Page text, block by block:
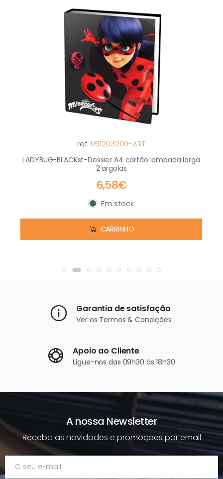
ref: 051203200-ART
LADYBUG-BLACKst-Dossier A4 cartão lombada larga
2 argolas
6,58€
Em stock
Em stock
CARRINHO
Garantia de satisfação
Ver os Termos & Condições
Apoio ao Cliente
Ligue-nos das 09h30 às 18h30
A nossa Newsletter
Receba as novidades e promoções por email